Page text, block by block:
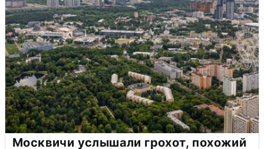
Москвичи услышали грохот, похожий